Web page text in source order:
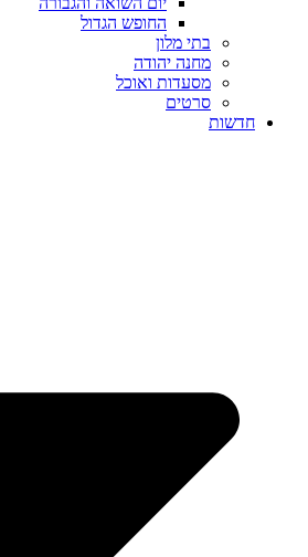
החופש הגדול
בתי מלון
מחנה יהודה
מסעדות ואוכל
סרטים
חדשות